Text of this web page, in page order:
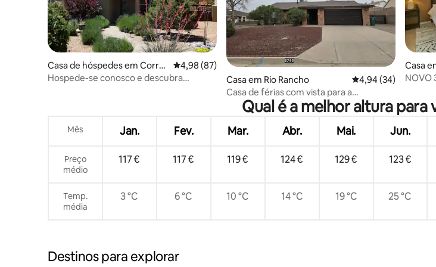
Casa de hóspedes em Corral
es
Classificação média de 4,98 em 5 estrelas, 87avaliações
4,98 (87)
Hospede-se conosco e descubra
Casa em Rio Rancho Classificação média
4,94 (34)
Casa de férias com vista para a
montanha
Casa
NOVO
Qual é a melhor altura para
Mês Jan. Fev. Mar. Abr. Mai. Jun.
Preço
médio
117 € 117 € 119 € 124 € 129 € 123 €
Temp.
média
3 °C 6 °C 10 °C 14 °C 19 °C 25 °C
Destinos para explorar